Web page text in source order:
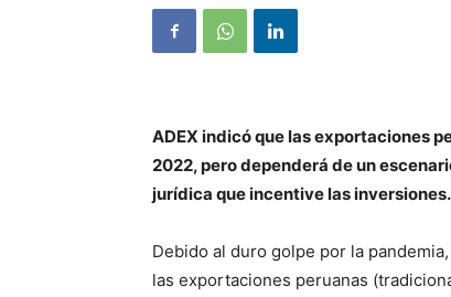
ADEX indicó que las exportaciones
2022, pero dependerá de un
jurídica que incentive las inversiones.
Debido al duro golpe por la
las exportaciones peruanas